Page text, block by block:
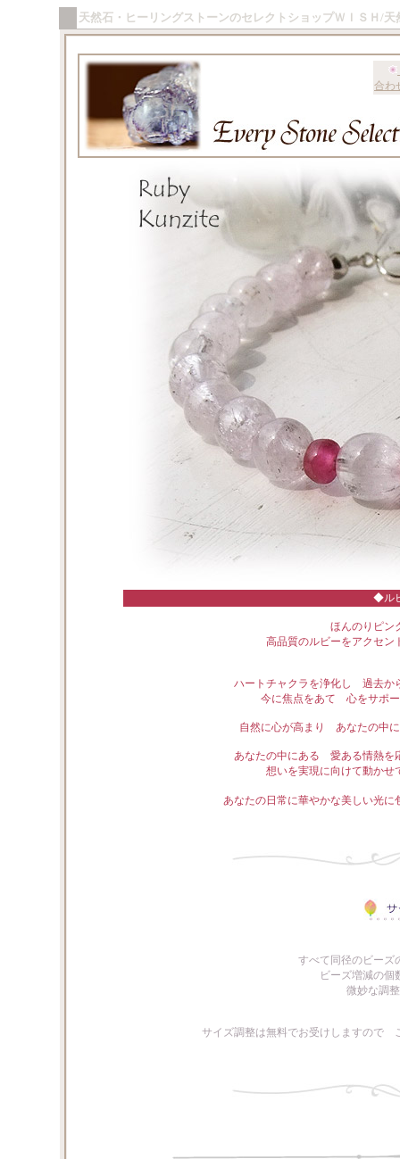
天然石・ヒーリングストーンのセレクトショップＷＩＳＨ/
合わ
◆ル
ほんのりピン
高品質のルビーをアクセ
ハートチャクラを浄化し 過去か
今に焦点をあて 心をサポ
自然に心が高まり あなたの中
あなたの中にある 愛ある情熱を
想いを実現に向けて動かせ
あなたの日常に華やかな美しい光
すべて同径のビーズ
ビーズ増減の個
微妙な調
サイズ調整は無料でお受けしますので